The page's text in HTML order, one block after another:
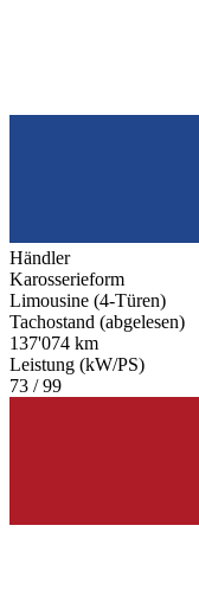
Händler
Karosserieform
Limousine (4-Türen)
Tachostand (abgelesen)
137'074 km
Leistung (kW/PS)
73 / 99